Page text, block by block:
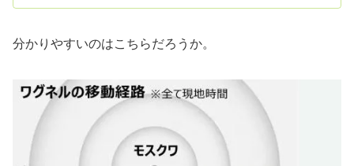
分かりやすいのはこちらだろうか。